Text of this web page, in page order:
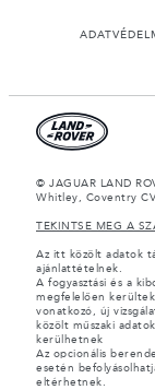
© JAGUAR LAND
Whitley, Coventry
TEKINTSE MEG A
Az itt közölt adatok
ajánlattételnek.
A fogyasztási és a
megfelelően kerültek
vonatkozó, új
közölt műszaki
kerülhetnek
Az opcionális
esetén
eltérhetnek.